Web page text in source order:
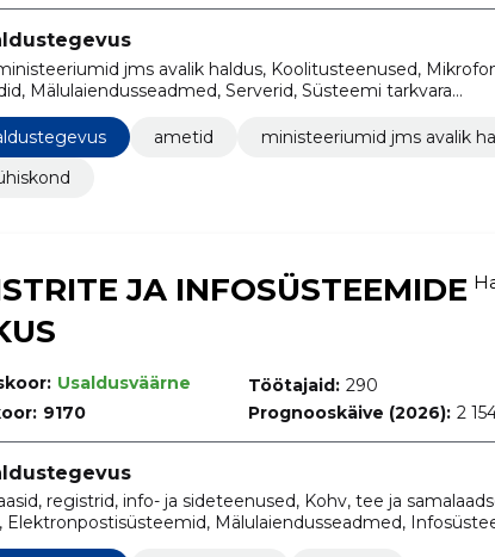
jms avalik haldus, Koolitusteenused,
Mälulaiendusseadmed, Serverid, Süsteemi tarkvara
ning elluviimine, Kohaliku arvutivõrgu teenused,
ja seonduvad nõustamisteenused
ametid
ministeeriumid jms avalik
JA INFOSÜSTEEMIDE
Usaldusväärne
9170
Töötajaid: 290
Prognooskäive (2026): 2
registrid, info- ja sideteenused, Kohv, tee ja
Elektronpostisüsteemid, Mälulaiendusseadmed,
Kontorimasinate hooldus ja remont